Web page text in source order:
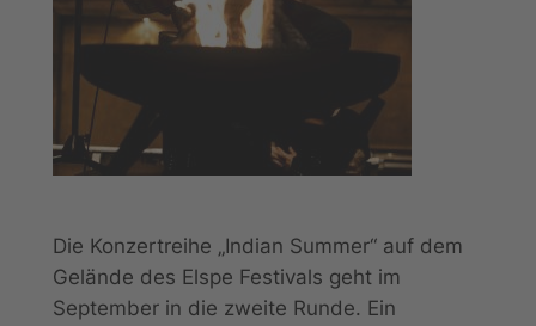
Die Konzertreihe „Indian Summer“ auf dem
Gelände des Elspe Festivals geht im
September in die zweite Runde. Ein